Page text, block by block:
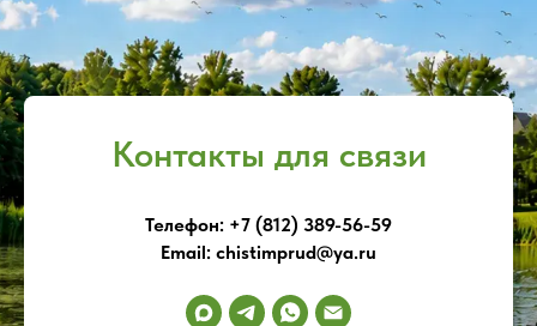
Контакты для связи
Телефон: +7 (812) 389-56-59
Email: chistimprud@ya.ru